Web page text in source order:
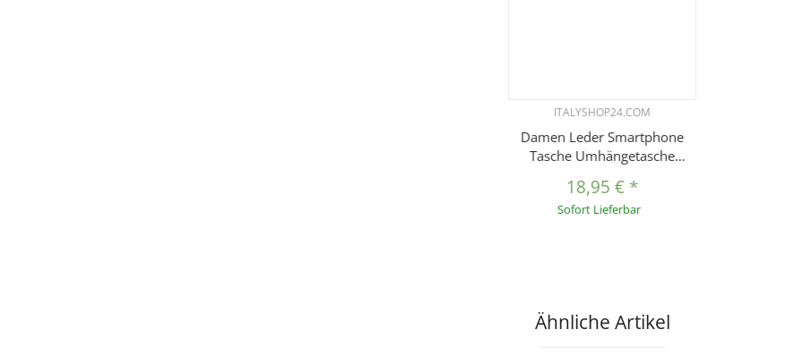
ITALYSHOP24.COM
Damen Leder Smartphone
Tasche Umhängetasche
Minibag Kroko Optik
Geldtasche Ledertasche
18,95 €*
Sofort Lieferbar
Ähnliche Artikel